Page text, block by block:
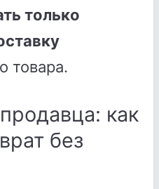
только
товара.
как
без